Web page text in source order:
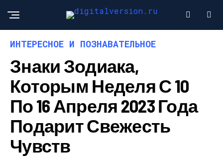
ИНТЕРЕСНОЕ И ПОЗНАВАТЕЛЬНОЕ
Знаки Зодиака,
Которым Неделя С 10
По 16 Апреля 2023 Года
Подарит Свежесть
Чувств